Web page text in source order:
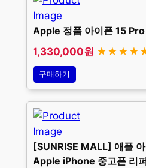
Apple 정품 아이폰 15 Pro
1,330,000원
구매하기
[SUNRISE MALL] 애플
Apple iPhone 중고폰 리